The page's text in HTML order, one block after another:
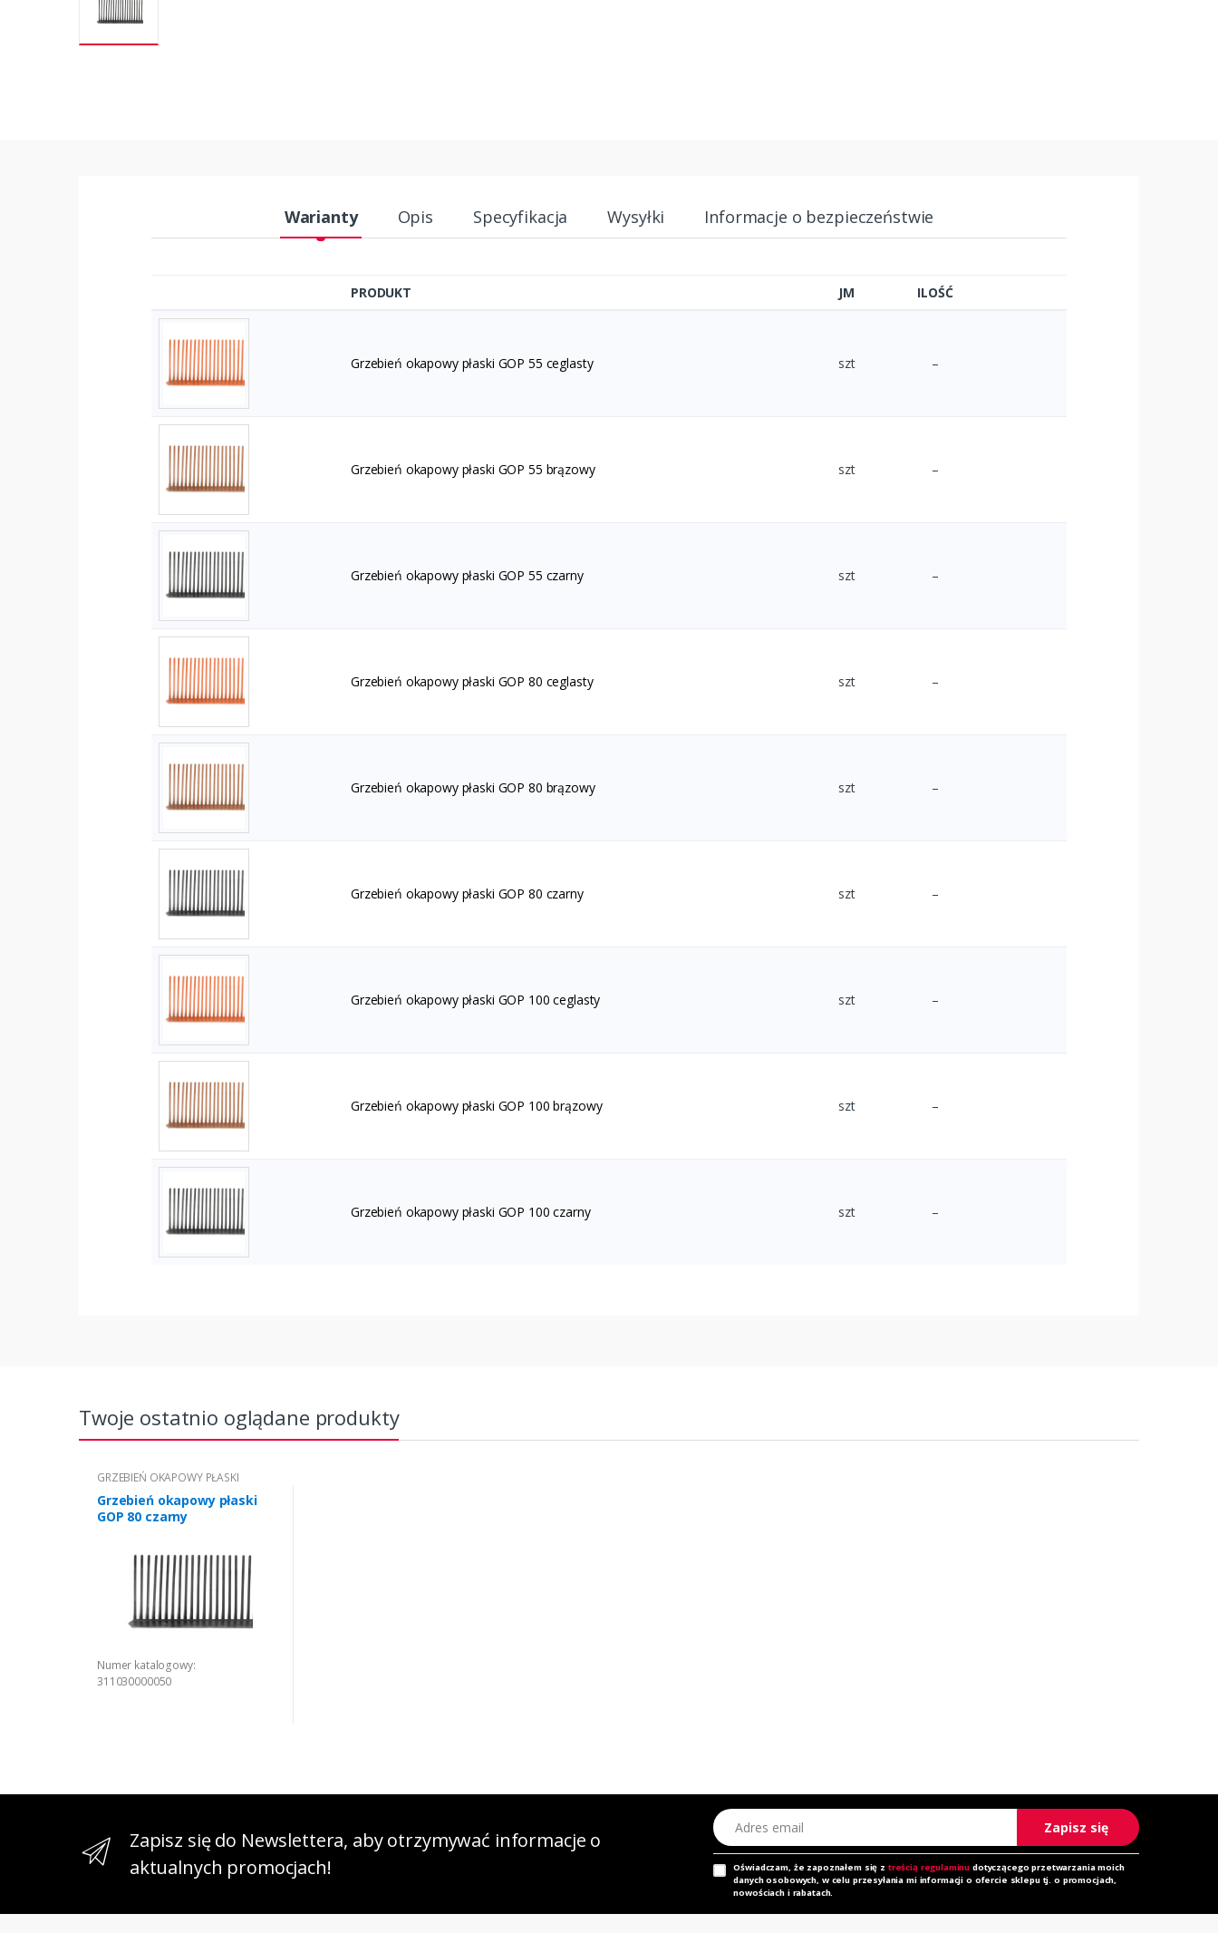
Warianty Opis Specyfikacja Wysyłki Informacje o bezpieczeństwie
PRODUKT JM ILOŚĆ
Grzebień okapowy płaski GOP 55 ceglasty szt –
Grzebień okapowy płaski GOP 55 brązowy szt –
Grzebień okapowy płaski GOP 55 czarny szt –
Grzebień okapowy płaski GOP 80 ceglasty szt –
Grzebień okapowy płaski GOP 80 brązowy szt –
Grzebień okapowy płaski GOP 80 czarny szt –
Grzebień okapowy płaski GOP 100 ceglasty szt –
Grzebień okapowy płaski GOP 100 brązowy szt –
Grzebień okapowy płaski GOP 100 czarny szt –
Twoje ostatnio oglądane produkty
GRZEBIEŃ OKAPOWY PŁASKI
Grzebień okapowy płaski
GOP 80 czarny
Numer katalogowy:
311030000050
Zapisz się do Newslettera, aby otrzymywać informacje o
aktualnych promocjach!
Adres email
Zapisz się
Oświadczam, że zapoznałem się z treścią regulaminu dotyczącego przetwarzania moich
danych osobowych, w celu przesyłania mi informacji o ofercie sklepu tj. o promocjach,
nowościach i rabatach.